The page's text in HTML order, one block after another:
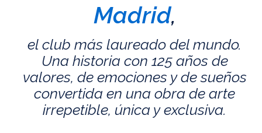
Madrid,
el club más laureado del mundo.
Una historia con 125 años de
valores, de emociones y de sueños
convertida en una obra de arte
irrepetible, única y exclusiva.